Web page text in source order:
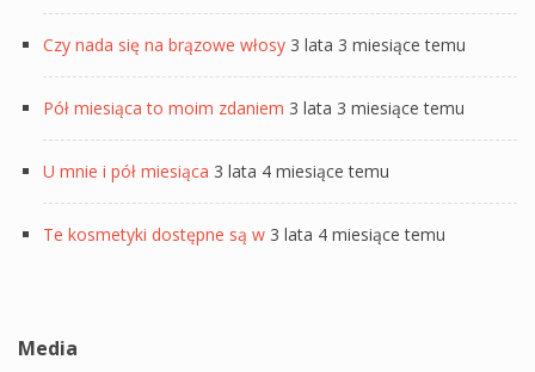
Czy nada się na brązowe włosy 3 lata 3 miesiące temu
Pół miesiąca to moim zdaniem 3 lata 3 miesiące temu
U mnie i pół miesiąca 3 lata 4 miesiące temu
Te kosmetyki dostępne są w 3 lata 4 miesiące temu
Media